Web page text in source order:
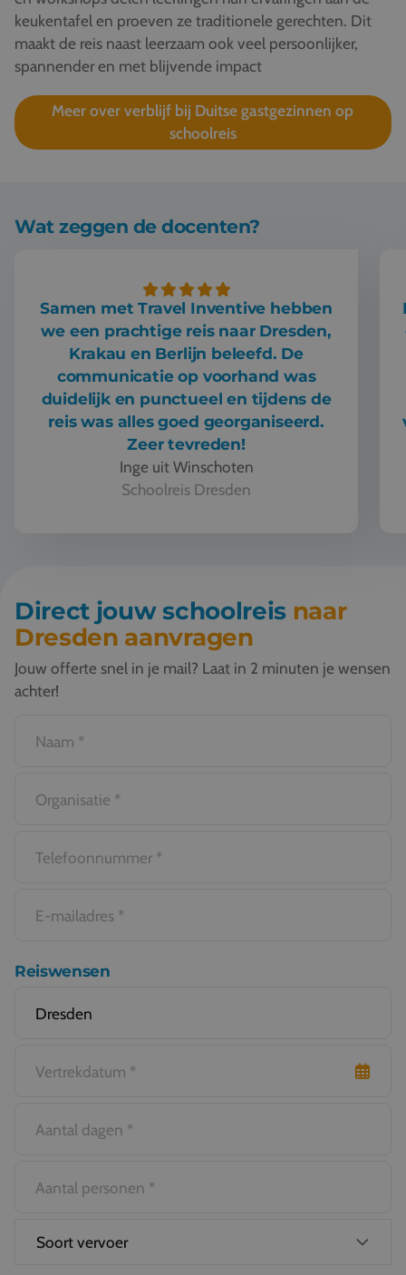
keukentafel en proeven ze traditionele gerechten. Dit
maakt de reis naast leerzaam ook veel persoonlijker,
spannender en met blijvende impact
Meer over verblijf bij Duitse gastgezinnen op
schoolreis
Wat zeggen de docenten?
Samen met Travel Inventive hebben
we een prachtige reis naar Dresden,
Krakau en Berlijn beleefd. De
communicatie op voorhand was
duidelijk en punctueel en tijdens de
reis was alles goed georganiseerd.
Zeer tevreden!
Inge uit Winschoten
Schoolreis Dresden
Direct jouw schoolreis naar
Dresden aanvragen
Jouw offerte snel in je mail? Laat in 2 minuten je wensen
achter!
Reiswensen